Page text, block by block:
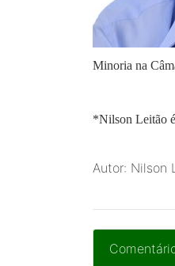
Minoria na
*Nilson Leitão
Autor: Nilson